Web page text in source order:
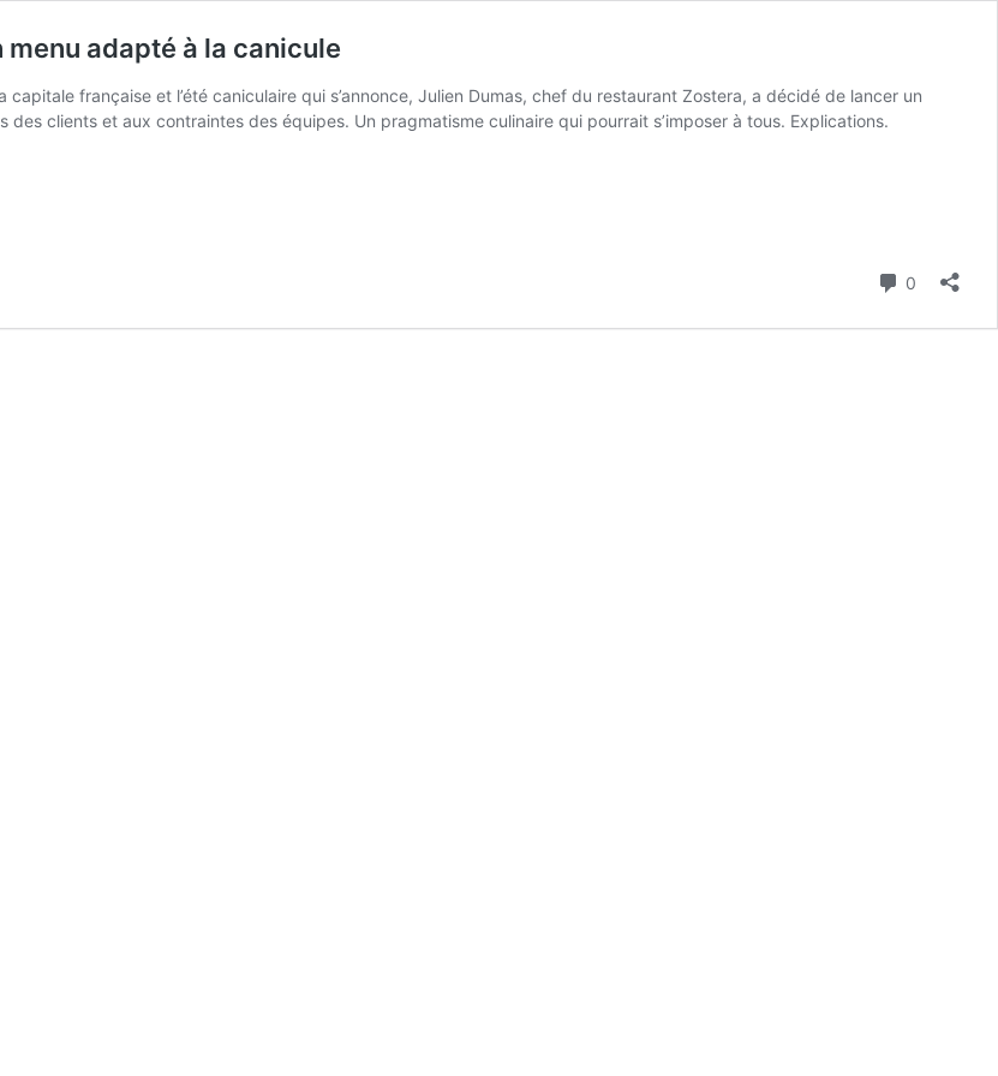
adapté à la canicule
française et l’été caniculaire qui s’annonce, Julien Dumas, chef du restaurant Zostera, a décidé de lancer un
clients et aux contraintes des équipes. Un pragmatisme culinaire qui pourrait s’imposer à tous. Explications.
0